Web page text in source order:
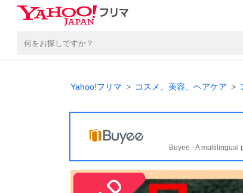
Yahoo!フリマ コスメ、美容、ヘアケア
Buyee - A multilingual